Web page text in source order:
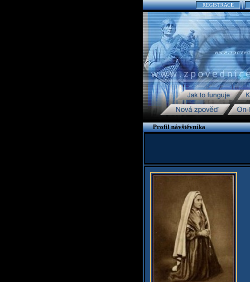
REGISTRACE
Profil návštěvníka